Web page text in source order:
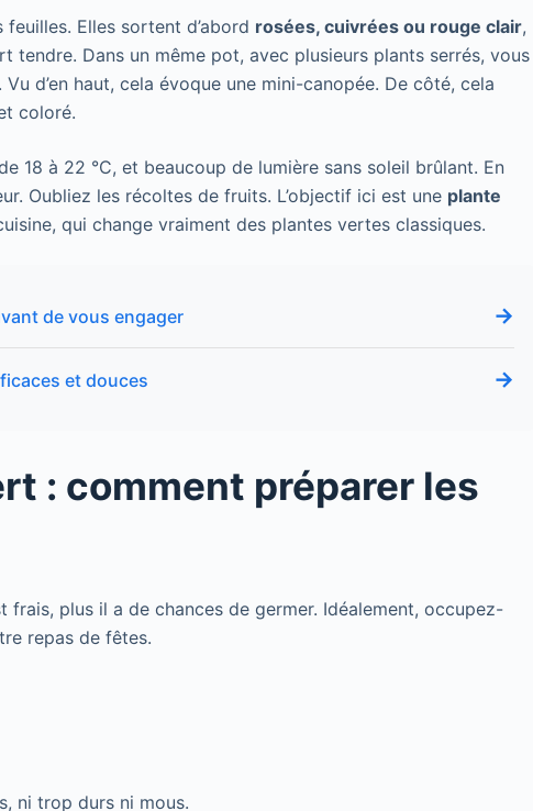
Elles sortent d’abord rosées, cuivrées ou rouge clair,
tendre. Dans un même pot, avec plusieurs plants serrés, vous
d’en haut, cela évoque une mini-canopée. De côté, cela
coloré.
18 à 22 °C, et beaucoup de lumière sans soleil brûlant. En
Oubliez les récoltes de fruits. L’objectif ici est une plante
qui change vraiment des plantes vertes classiques.
de vous engager →
et douces →
: comment préparer les
frais, plus il a de chances de germer. Idéalement, occupez-
repas de fêtes.
ni trop durs ni mous.